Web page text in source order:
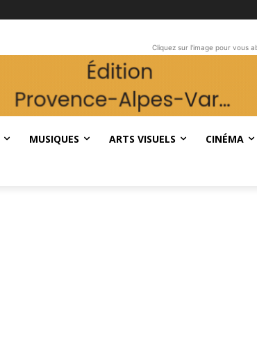
Cliquez sur l'image pour vous
MUSIQUES ARTS VISUELS CINÉMA